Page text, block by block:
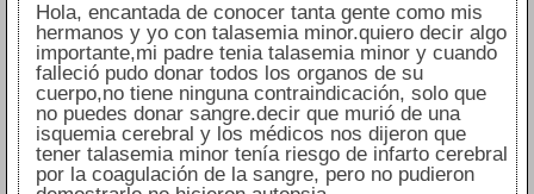
Hola, encantada de conocer tanta gente como mis
hermanos y yo con talasemia minor.quiero decir algo
importante,mi padre tenia talasemia minor y cuando
falleció pudo donar todos los organos de su
cuerpo,no tiene ninguna contraindicación, solo que
no puedes donar sangre.decir que murió de una
isquemia cerebral y los médicos nos dijeron que
tener talasemia minor tenía riesgo de infarto cerebral
por la coagulación de la sangre, pero no pudieron